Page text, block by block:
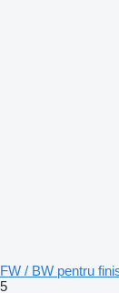
FW / BW pentru
5